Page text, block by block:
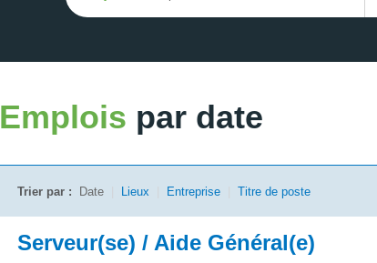
Emplois par date
Trier par : Date Lieux Entreprise Titre de poste
Serveur(se) / Aide Général(e)